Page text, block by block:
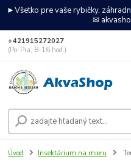
►Všetko pre vaše rybičky,
✉
+421915272027
(Po-Pia, 8-16 hod.)
Úvod Insektárium na mieru